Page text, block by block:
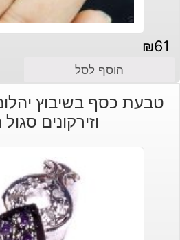
₪61
הוסף לסל
וזירקונים סגול